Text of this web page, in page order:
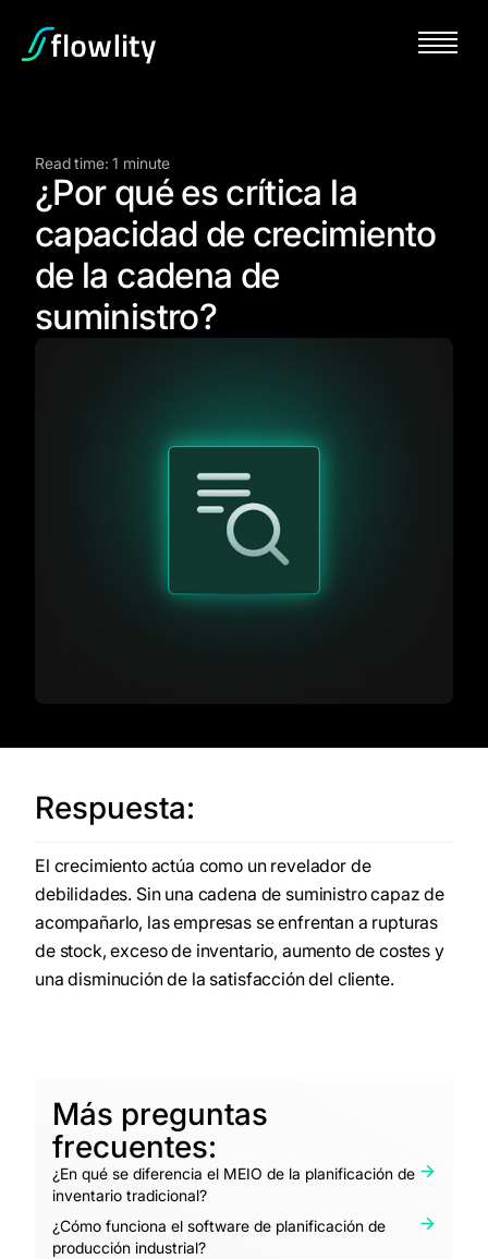
Read time: 1 minute
¿Por qué es crítica la
capacidad de crecimiento
de la cadena de
suministro?
Respuesta:
El crecimiento actúa como un revelador de
debilidades. Sin una cadena de suministro capaz de
acompañarlo, las empresas se enfrentan a rupturas
de stock, exceso de inventario, aumento de costes y
una disminución de la satisfacción del cliente.
Más preguntas
frecuentes:
¿En qué se diferencia el MEIO de la planificación de
inventario tradicional?
¿Cómo funciona el software de planificación de
producción industrial?